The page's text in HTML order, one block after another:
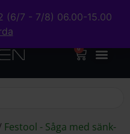
(6/7 - 7/8) 06.00-15.00
0
Festool - Såga med sänk-